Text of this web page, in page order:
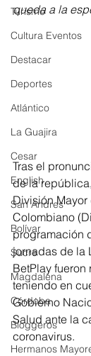
Turismo
Cultura Eventos
Destacar
Deportes
Atlántico
La Guajira
Cesar
English
San Andres
Bolívar
Sucre
Magdalena
Córdoba
Bloggeros
Hermanos
queda a la
Tras el
de la
División Mayor
Colombiano
programación
jornadas de la
BetPlay
teniendo en
Gobierno
Salud ante la
coronavirus.